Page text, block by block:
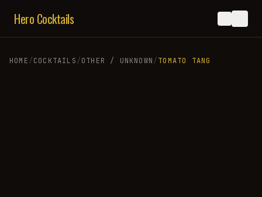
Hero Cocktails
HOME/COCKTAILS/OTHER / UNKNOWN/TOMATO TANG